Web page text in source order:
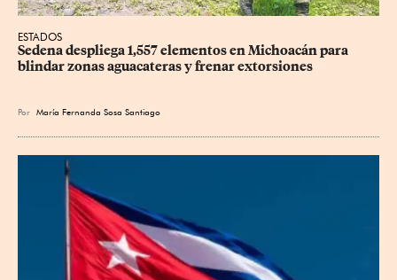
ESTADOS
Sedena despliega 1,557 elementos en Michoacán para
blindar zonas aguacateras y frenar extorsiones
Por María Fernanda Sosa Santiago